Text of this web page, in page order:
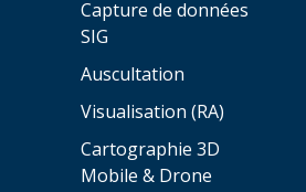
Capture de données
SIG
Auscultation
Visualisation (RA)
Cartographie 3D
Mobile & Drone